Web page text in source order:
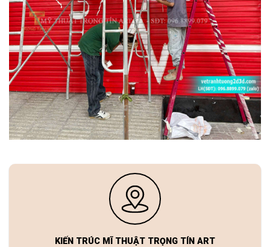
KIẾN TRÚC MĨ THUẬT TRỌNG TÍN ART